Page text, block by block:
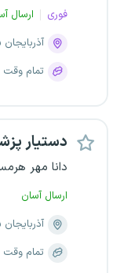
فوری
ارسال
تمام وقت
دستیار
دانا مهر
ارسال آسان
تمام وقت